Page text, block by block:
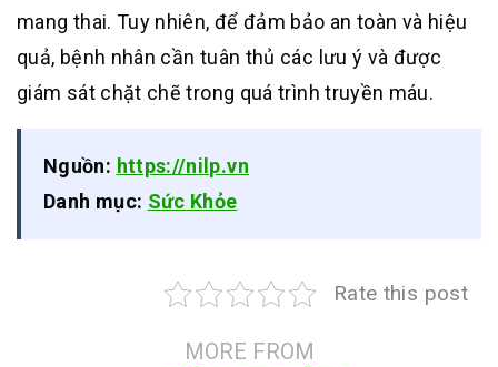
mang thai. Tuy nhiên, để đảm bảo an toàn và hiệu
quả, bệnh nhân cần tuân thủ các lưu ý và được
giám sát chặt chẽ trong quá trình truyền máu.
Nguồn: https://nilp.vn
Danh mục: Sức Khỏe
Rate this post
MORE FROM